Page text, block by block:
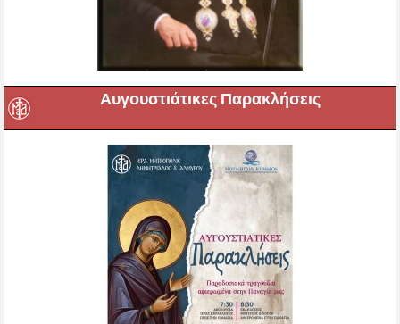
Αυγουστιάτικες Παρακλήσεις